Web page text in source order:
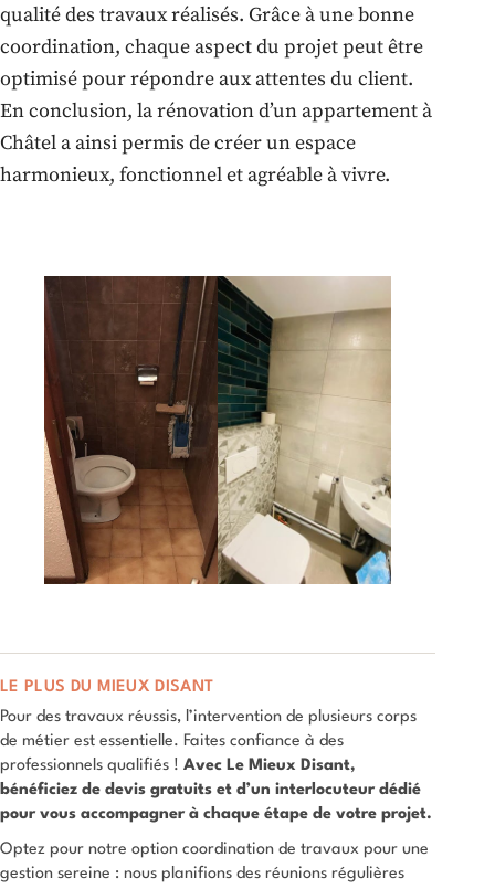
qualité des travaux réalisés. Grâce à une bonne
coordination, chaque aspect du projet peut être
optimisé pour répondre aux attentes du client.
En conclusion, la rénovation d’un appartement à
Châtel a ainsi permis de créer un espace
harmonieux, fonctionnel et agréable à vivre.
LE PLUS DU MIEUX DISANT
Pour des travaux réussis, l’intervention de plusieurs corps
de métier est essentielle. Faites confiance à des
professionnels qualifiés ! Avec Le Mieux Disant,
bénéficiez de devis gratuits et d’un interlocuteur dédié
pour vous accompagner à chaque étape de votre projet.
Optez pour notre option coordination de travaux pour une
gestion sereine : nous planifions des réunions régulières